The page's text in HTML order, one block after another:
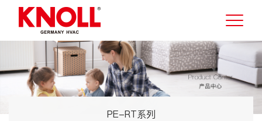
PE-RT系列